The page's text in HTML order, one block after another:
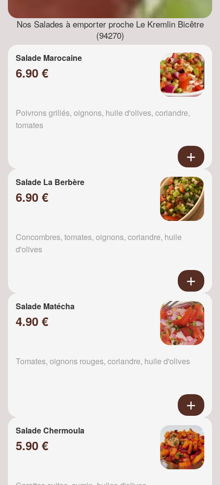
Nos Salades à emporter proche Le Kremlin Bicêtre
(94270)
Salade Marocaine
6.90 €
Poivrons grillés, oignons, huile d'olives, coriandre,
tomates
Salade La Berbère
6.90 €
Concombres, tomates, oignons, coriandre, huile
d'olives
Salade Matécha
4.90 €
Tomates, oignons rouges, coriandre, huile d'olives
Salade Chermoula
5.90 €